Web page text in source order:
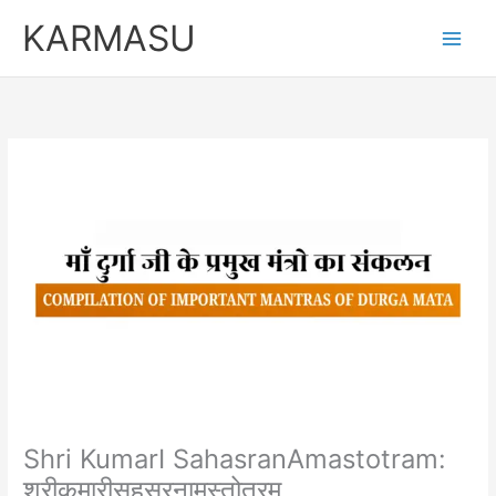
KARMASU
Shri KumarI SahasranAmastotram: